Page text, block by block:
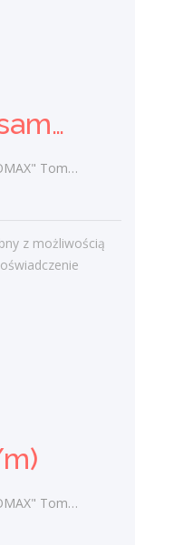
przedłużenia -
N51 i Restauracja
konieczne:
w pracy. Jak
starsi pracownicy?
Mechanik pojazdów samochodowych (k/m)
Winiarski
z możliwością
Winiarski